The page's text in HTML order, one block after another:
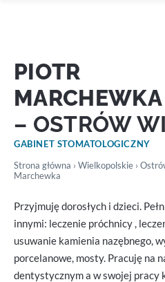
PIOTR
MARCHEWKA
– OSTRÓW
GABINET STOMATOLOGICZNY
Strona główna › Wielkopolskie ›
Marchewka
Przyjmuję dorosłych i dzieci.
innymi: leczenie próchnicy ,
usuwanie kamienia nazębnego,
porcelanowe, mosty. Pracuję na
dentystycznym a w swojej pracy